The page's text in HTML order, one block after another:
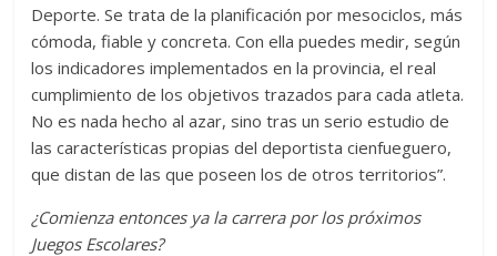
Deporte. Se trata de la planificación por mesociclos, más
cómoda, fiable y concreta. Con ella puedes medir, según
los indicadores implementados en la provincia, el real
cumplimiento de los objetivos trazados para cada atleta.
No es nada hecho al azar, sino tras un serio estudio de
las características propias del deportista cienfueguero,
que distan de las que poseen los de otros territorios”.
¿Comienza entonces ya la carrera por los próximos
Juegos Escolares?